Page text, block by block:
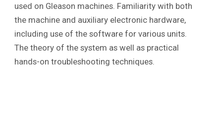
used on Gleason machines. Familiarity with both
the machine and auxiliary electronic hardware,
including use of the software for various units.
The theory of the system as well as practical
hands-on troubleshooting techniques.